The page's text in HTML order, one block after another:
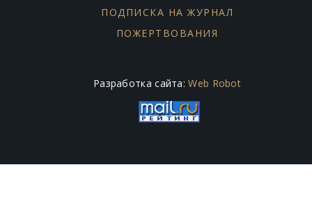
ПОДПИСКА НА ЖУРНАЛ
ПОЖЕРТВОВАНИЯ
Разработка сайта:Web Robot